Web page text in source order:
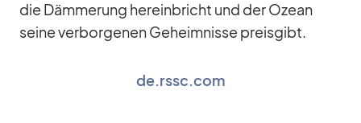
die Däm­me­rung her­ein­bricht und der Ozean
seine ver­bor­ge­nen Ge­heim­nisse preis­gibt.
de.rssc.com